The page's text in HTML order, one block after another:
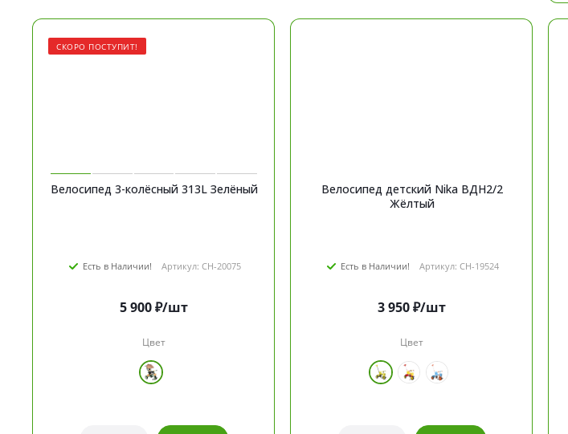
СКОРО ПОСТУПИТ!
Велосипед 3-колёсный 313L Зелёный
Есть в Наличии! Артикул: CH-20075
5 900₽/шт
Цвет
Велосипед детский Nika ВДН2/2
Жёлтый
Есть в Наличии! Артикул: CH-19524
3 950₽/шт
Цвет